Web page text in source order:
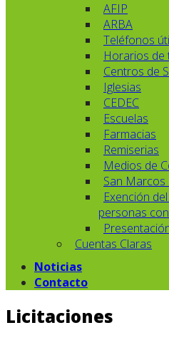
AFIP
ARBA
Teléfonos
Horarios
Centros de
Iglesias
CEDEC
Escuelas
Farmacias
Remiserias
Medios de
San Marcos
Exención
personas
Cuentas Claras
Noticias
Contacto
Licitaciones